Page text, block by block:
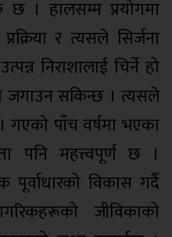
छ । हालसम्म प्रयोगमा
र त्यसले सिर्जना
निराशालाई चिर्ने हो
जगाउन सकिन्छ । त्यसले
पाँच वर्षमा भएका
पनि महत्त्वपूर्ण छ ।
विकास गर्दै
जीविकाको